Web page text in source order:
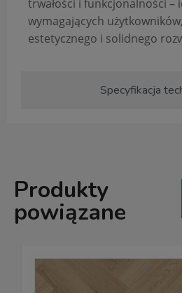
Specyfikacja
trwałości i funkcjonalności –
wymagających
estetycznego i solidnego
Produkty
powiązane